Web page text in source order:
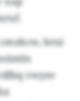
brui
vwyer